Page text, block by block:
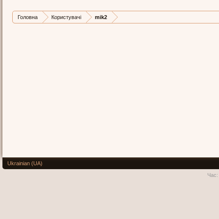
Головна Користувачі mik2
Ukrainian (UA)
Час: